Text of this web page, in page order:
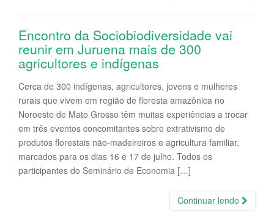
Encontro da Sociobiodiversidade vai
reunir em Juruena mais de 300
agricultores e indígenas
Cerca de 300 indígenas, agricultores, jovens e mulheres
rurais que vivem em região de floresta amazônica no
Noroeste de Mato Grosso têm muitas experiências a trocar
em três eventos concomitantes sobre extrativismo de
produtos florestais não-madeireiros e agricultura familiar,
marcados para os dias 16 e 17 de julho. Todos os
participantes do Seminário de Economia […]
Continuar lendo